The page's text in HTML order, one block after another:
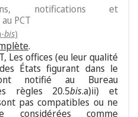
notifications et
PCT
bis)
.
Les offices (eu leur qualité
États figurant dans le
notifié au Bureau
règles 20.5bis.a)ii) et
pas compatibles ou ne
comme